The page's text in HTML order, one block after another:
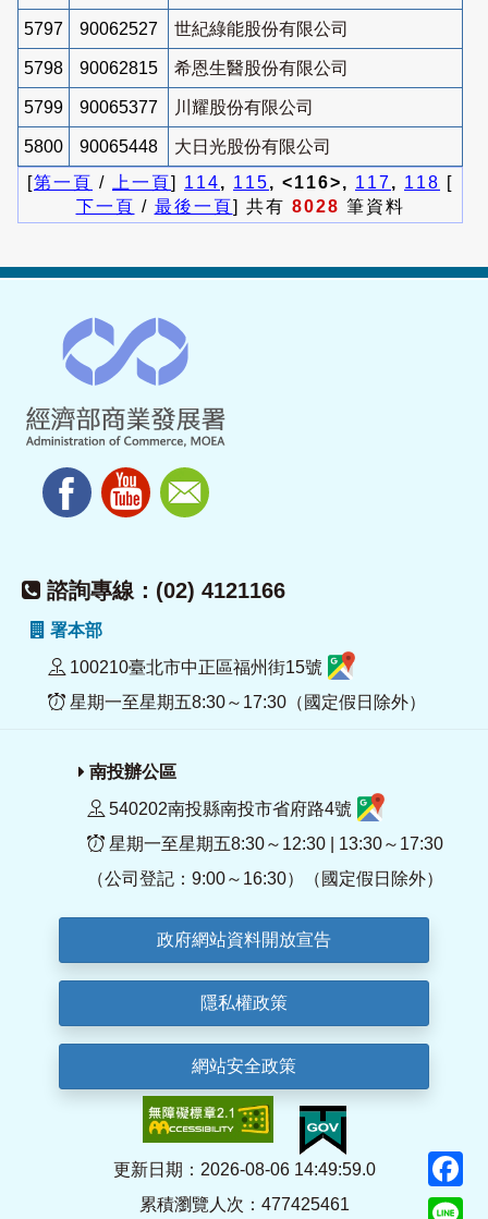
5797 90062527 世紀綠能股份有限公司
5798 90062815 希恩生醫股份有限公司
5799 90065377 川耀股份有限公司
5800 90065448
大日光股份有限公司
[第一頁 / 上一頁] 114, 115, <116>, 117, 118 [
下一頁 / 最後一頁] 共有 8028 筆資料
諮詢專線：(02) 4121166
署本部
100210臺北市中正區福州街15號
星期一至星期五8:30～17:30（國定假日除外）
南投辦公區
540202南投縣南投市省府路4號
星期一至星期五8:30～12:30 | 13:30～17:30
（公司登記：9:00～16:30）（國定假日除外）
政府網站資料開放宣告
隱私權政策
網站安全政策
更新日期：2026-08-06 14:49:59.0
累積瀏覽人次：477425461